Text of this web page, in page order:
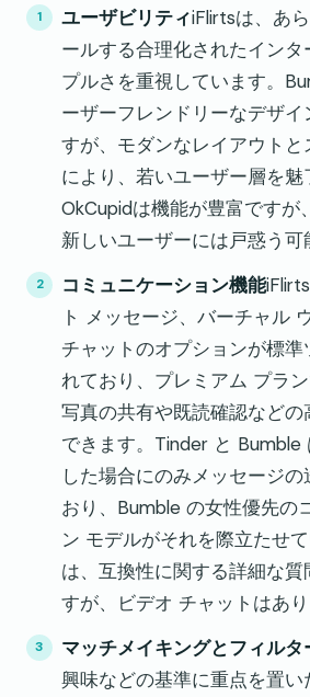
ユーザビリティiFlirtsは、あ
ールする合理化されたイン
プルさを重視しています。
ーザーフレンドリーなデザイ
すが、モダンなレイアウト
により、若いユーザー層を魅
OkCupidは機能が豊富ですが
新しいユーザーには戸惑う可
コミュニケーション機能
ト メッセージ、バーチャル
チャットのオプションが標準
れており、プレミアム プラ
写真の共有や既読確認など
できます。Tinder と Bumble
した場合にのみメッセージ
おり、Bumble の女性優先の
ン モデルがそれを際立たせ
は、互換性に関する詳細な質
すが、ビデオ チャットはあり
マッチメイキングとフィルタ
興味などの基準に重点を置